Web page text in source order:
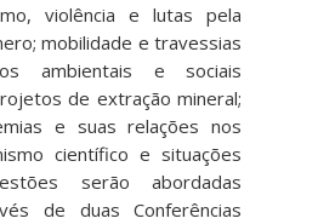
violência e lutas pela
mobilidade e travessias
ambientais e sociais
de extração mineral;
e suas relações nos
científico e situações
serão abordadas
de duas Conferências